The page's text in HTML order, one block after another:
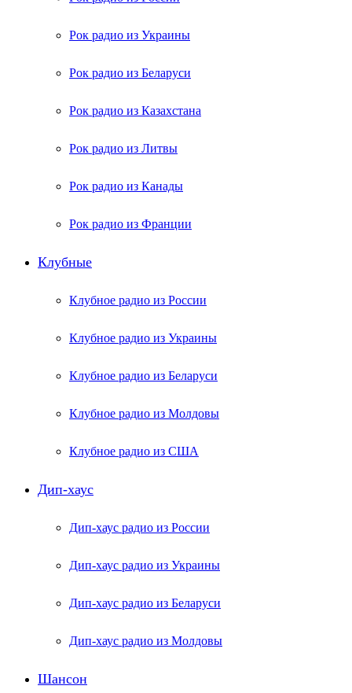
Рок радио из Украины
Рок радио из Беларуси
Рок радио из Казахстана
Рок радио из Литвы
Рок радио из Канады
Рок радио из Франции
Клубные
Клубное радио из России
Клубное радио из Украины
Клубное радио из Беларуси
Клубное радио из Молдовы
Клубное радио из США
Дип-хаус
Дип-хаус радио из России
Дип-хаус радио из Украины
Дип-хаус радио из Беларуси
Дип-хаус радио из Молдовы
Шансон